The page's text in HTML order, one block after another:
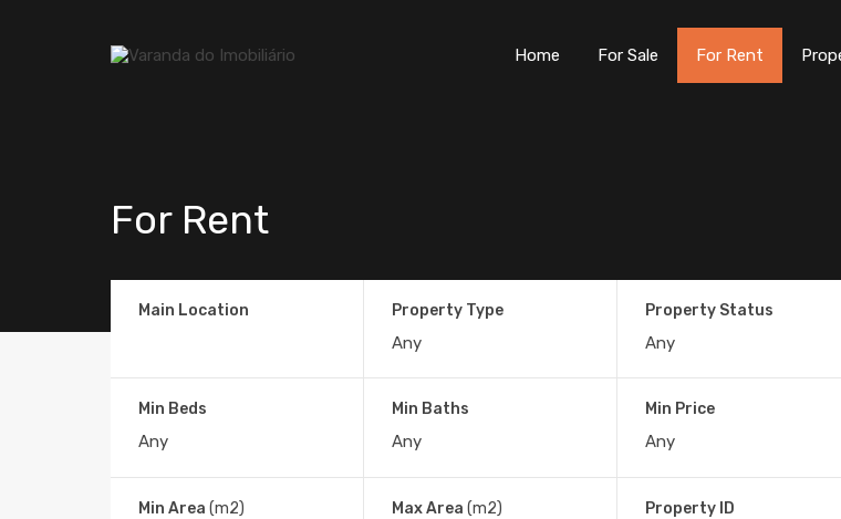
Home For Sale For Rent
For Rent
Main Location Property Type Property Status
Min Beds Min Baths Min Price
Min Area (m2) Max Area (m2) Property ID